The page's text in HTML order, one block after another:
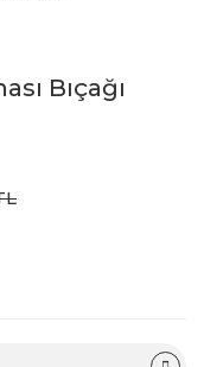
Bıçağı